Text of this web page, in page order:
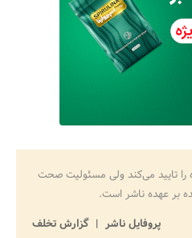
را تایید می‌کند ولی مسئولیت صحت
بر عهده ناشر است.
پروفایل ناشر
گزارش تخلف